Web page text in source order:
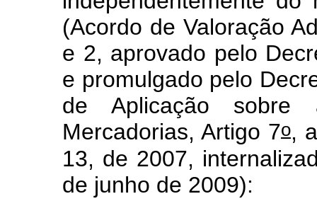
(Acordo de Valoração
e 2, aprovado pelo
e promulgado pelo
de Aplicação sobre
Mercadorias, Artigo 7o,
13, de 2007,
de junho de 2009):